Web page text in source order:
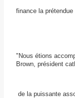
finance la
"Nous étions
Brown, président
de la puissante